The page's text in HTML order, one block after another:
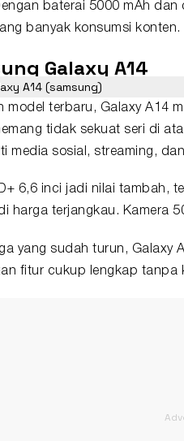
baterai 5000 mAh
banyak konsumsi konten.
Galaxy A14
A14 (samsung)
model terbaru, Galaxy A14
tidak sekuat seri di
media sosial, streaming,
6,6 inci jadi nilai tambah,
harga terjangkau. Kamera
yang sudah turun, Galaxy
fitur cukup lengkap tanpa